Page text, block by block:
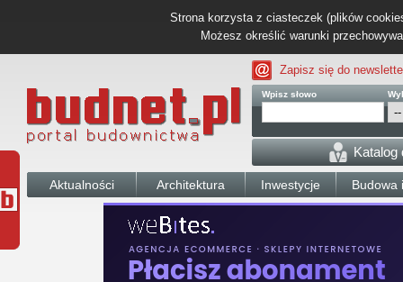
Strona korzysta z ciasteczek (plików
Możesz określić warunki
Zapisz się do
Wpisz słowo
Katalog
Aktualności Architektura Inwestycje Budowa